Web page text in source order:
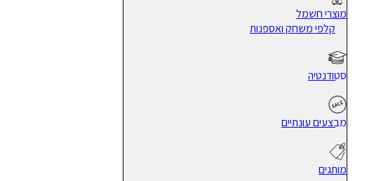
מוצרי חשמל
קלפי משחק ואספנות
סטודנטיה
מבצעים עונתיים
מותגים